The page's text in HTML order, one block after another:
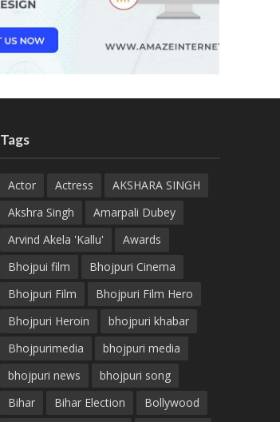
Tags
Actor Actress
AKSHARA SINGH
Akshra Singh
Amarpali Dubey
Arvind Akela 'Kallu'
Awards
Bhojpui film
Bhojpuri Cinema
Bhojpuri Film
Bhojpuri Film Hero
Bhojpuri Heroin
bhojpuri khabar
Bhojpurimedia
bhojpuri media
bhojpuri news
bhojpuri song
Bihar
Bihar Election Bollywood